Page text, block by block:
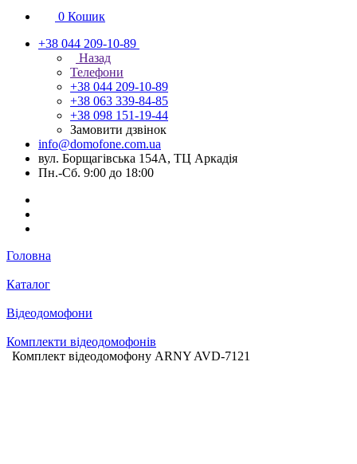
0 Кошик
+38 044 209-10-89
Назад
Телефони
+38 044 209-10-89
+38 063 339-84-85
+38 098 151-19-44
Замовити дзвінок
info@domofone.com.ua
вул. Борщагівська 154А, ТЦ Аркадія
Пн.-Сб. 9:00 до 18:00
Головна
Каталог
Відеодомофони
Комплекти відеодомофонів
Комплект відеодомофону ARNY AVD-7121